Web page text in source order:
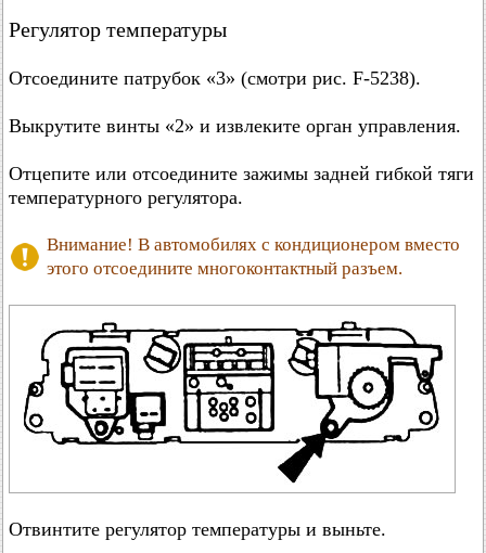
Регулятор температуры
Отсоедините патрубок «3» (смотри рис. F-5238).
Выкрутите винты «2» и извлеките орган управления.
Отцепите или отсоедините зажимы задней гибкой тяги
температурного регулятора.
Внимание! В автомобилях с кондиционером вместо
этого отсоедините многоконтактный разъем.
Отвинтите регулятор температуры и выньте.